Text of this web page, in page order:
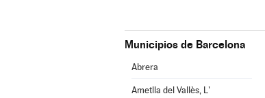
Municipios de Barcelona
Abrera
Ametlla del Vallès, L'